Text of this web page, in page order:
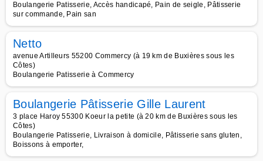
Boulangerie Patisserie, Accès handicapé, Pain de seigle, Pâtisserie
sur commande, Pain san
Netto
avenue Artilleurs 55200 Commercy (à 19 km de Buxières sous les
Côtes)
Boulangerie Patisserie à Commercy
Boulangerie Pâtisserie Gille Laurent
3 place Haroy 55300 Koeur la petite (à 20 km de Buxières sous les
Côtes)
Boulangerie Patisserie, Livraison à domicile, Pâtisserie sans gluten,
Boissons à emporter,